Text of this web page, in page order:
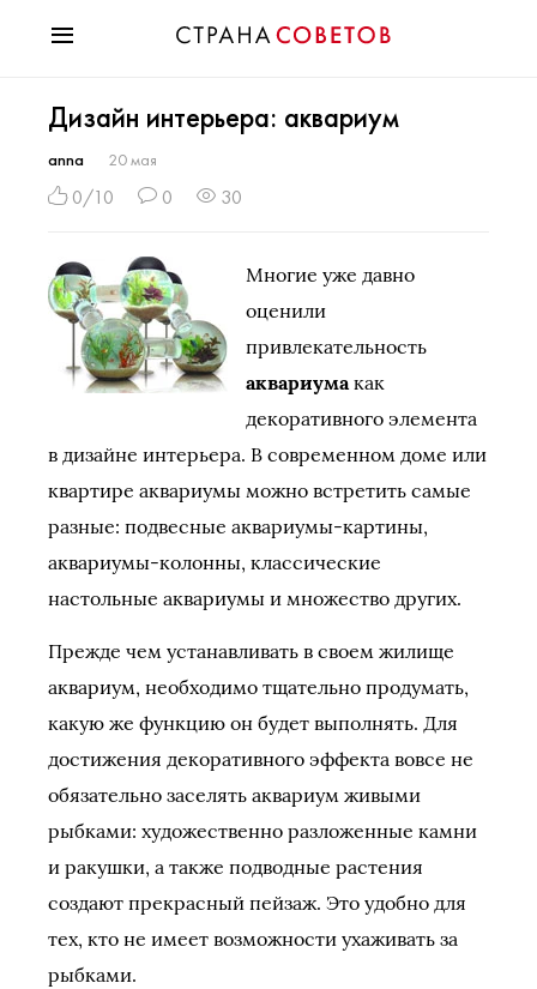
Мода
Звезды
Гороскопы
Психология
Хобби
Разное
Праздники
Дизайн интерьера: аквариум
anna 20 мая
0/10 0 30
Многие уже давно
оценили
привлекательность
аквариумакак
декоративного элемента
в дизайне интерьера. В современном доме или
квартире аквариумы можно встретить самые
разные: подвесные аквариумы-картины,
аквариумы-колонны, классические
настольные аквариумы и множество других.
Прежде чем устанавливать в своем жилище
аквариум, необходимо тщательно продумать,
какую же функцию он будет выполнять. Для
достижения декоративного эффекта вовсе не
обязательно заселять аквариум живыми
рыбками: художественно разложенные камни
и ракушки, а также подводные растения
создают прекрасный пейзаж. Это удобно для
тех, кто не имеет возможности ухаживать за
рыбками.